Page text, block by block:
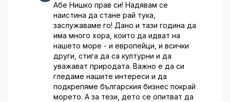
Абе Нишко прав си! Надявам се
наистина да стане рай тука,
заслужаваме го! Дано и тази година да
има много хора, които да идват на
нашето море - и европейци, и всички
други, стига да са културни и да
уважават природата. Важно е да си
гледаме нашите интереси и да
подкрепяме българския бизнес покрай
морето. А за тези, дето се опитват да